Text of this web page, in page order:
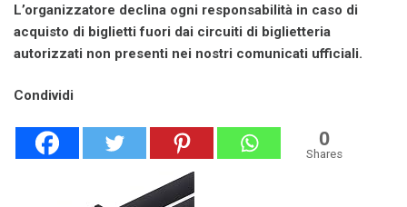
L’organizzatore declina ogni responsabilità in caso di
acquisto di biglietti fuori dai circuiti di biglietteria
autorizzati non presenti nei nostri comunicati ufficiali.
Condividi
0
Shares